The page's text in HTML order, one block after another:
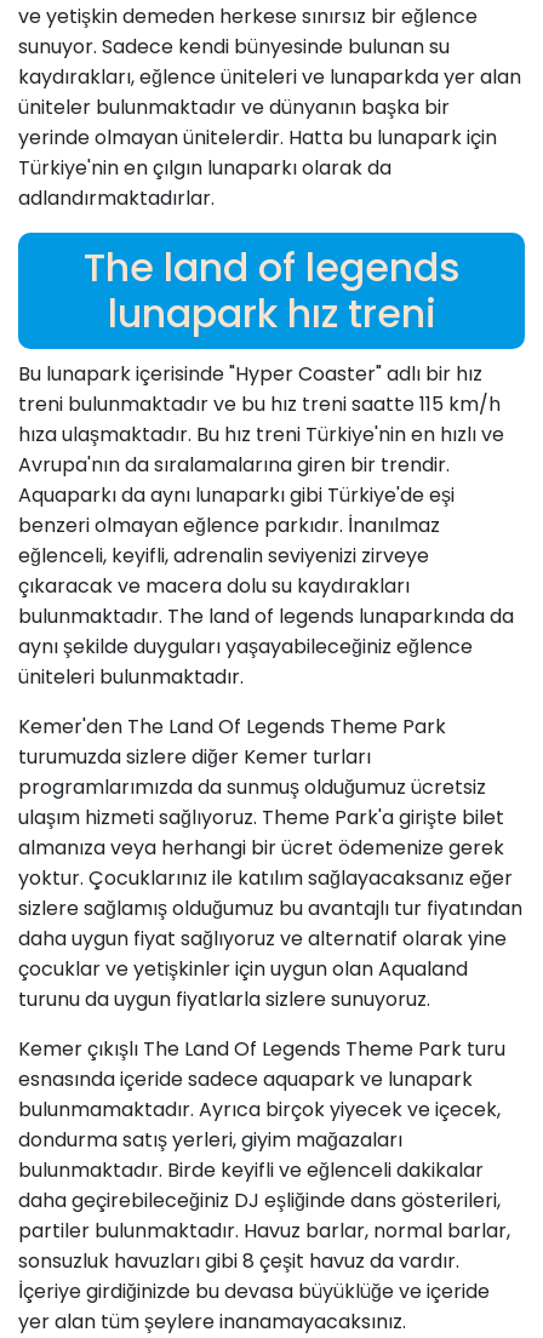
ve yetişkin demeden herkese sınırsız bir eğlence
sunuyor. Sadece kendi bünyesinde bulunan su
kaydırakları, eğlence üniteleri ve lunaparkda yer alan
üniteler bulunmaktadır ve dünyanın başka bir
yerinde olmayan ünitelerdir. Hatta bu lunapark için
Türkiye'nin en çılgın lunaparkı olarak da
adlandırmaktadırlar.
The land of legends
lunapark hız treni
Bu lunapark içerisinde "Hyper Coaster" adlı bir hız
treni bulunmaktadır ve bu hız treni saatte 115 km/h
hıza ulaşmaktadır. Bu hız treni Türkiye'nin en hızlı ve
Avrupa'nın da sıralamalarına giren bir trendir.
Aquaparkı da aynı lunaparkı gibi Türkiye'de eşi
benzeri olmayan eğlence parkıdır. İnanılmaz
eğlenceli, keyifli, adrenalin seviyenizi zirveye
çıkaracak ve macera dolu su kaydırakları
bulunmaktadır. The land of legends lunaparkında da
aynı şekilde duyguları yaşayabileceğiniz eğlence
üniteleri bulunmaktadır.
Kemer'den The Land Of Legends Theme Park
turumuzda sizlere diğer Kemer turları
programlarımızda da sunmuş olduğumuz ücretsiz
ulaşım hizmeti sağlıyoruz. Theme Park'a girişte bilet
almanıza veya herhangi bir ücret ödemenize gerek
yoktur. Çocuklarınız ile katılım sağlayacaksanız eğer
sizlere sağlamış olduğumuz bu avantajlı tur fiyatından
daha uygun fiyat sağlıyoruz ve alternatif olarak yine
çocuklar ve yetişkinler için uygun olan Aqualand
turunu da uygun fiyatlarla sizlere sunuyoruz.
Kemer çıkışlı The Land Of Legends Theme Park turu
esnasında içeride sadece aquapark ve lunapark
bulunmamaktadır. Ayrıca birçok yiyecek ve içecek,
dondurma satış yerleri, giyim mağazaları
bulunmaktadır. Birde keyifli ve eğlenceli dakikalar
daha geçirebileceğiniz DJ eşliğinde dans gösterileri,
partiler bulunmaktadır. Havuz barlar, normal barlar,
sonsuzluk havuzları gibi 8 çeşit havuz da vardır.
İçeriye girdiğinizde bu devasa büyüklüğe ve içeride
yer alan tüm şeylere inanamayacaksınız.